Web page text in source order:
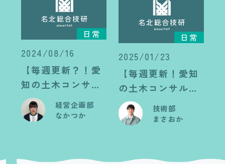
日常
2024/08/16
【毎週更新？！愛
知の土木コンサル
日記】夏の風物詩
と言えば・・・
経営企画部
なかつか
日常
2025/01/23
【毎週更新！愛知
の土木コンサル日
記】ハプニング！
技術部
まさおか